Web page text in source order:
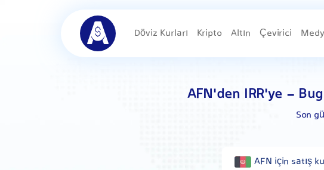
Döviz Kurları Kripto Altın Çevirici
AFN'den IRR'ye -
Son
AFN için satış